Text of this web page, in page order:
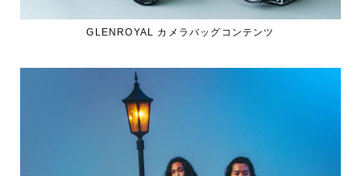
GLENROYAL カメラバッグコンテンツ